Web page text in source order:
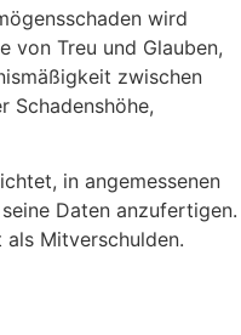
wird
von Treu und Glauben,
zwischen
Schadenshöhe,
in angemessenen
Daten anzufertigen.
Mitverschulden.